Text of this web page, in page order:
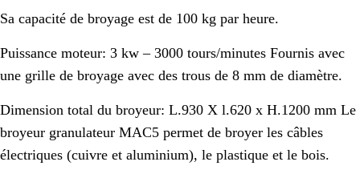
Sa capacité de broyage est de 100 kg par heure.
Puissance moteur: 3 kw – 3000 tours/minutes Fournis avec
une grille de broyage avec des trous de 8 mm de diamètre.
Dimension total du broyeur: L.930 X l.620 x H.1200 mm Le
broyeur granulateur MAC5 permet de broyer les câbles
électriques (cuivre et aluminium), le plastique et le bois.